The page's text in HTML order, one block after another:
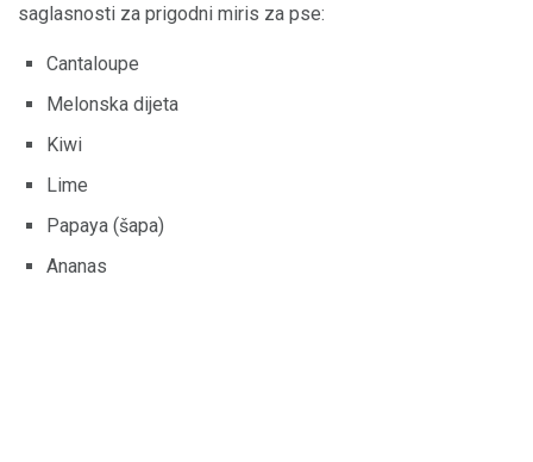
saglasnosti za prigodni miris za pse:
Cantaloupe
Melonska dijeta
Kiwi
Lime
Papaya (šapa)
Ananas